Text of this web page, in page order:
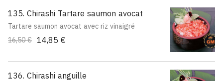
135. Chirashi Tartare saumon avocat
Tartare saumon avocat avec riz vinaigré
16,50 € 14,85 €
136. Chirashi anguille